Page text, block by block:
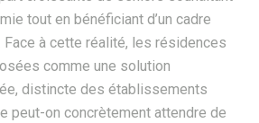
tout en bénéficiant d’un cadre
à cette réalité, les résidences
comme une solution
distincte des établissements
peut-on concrètement attendre de